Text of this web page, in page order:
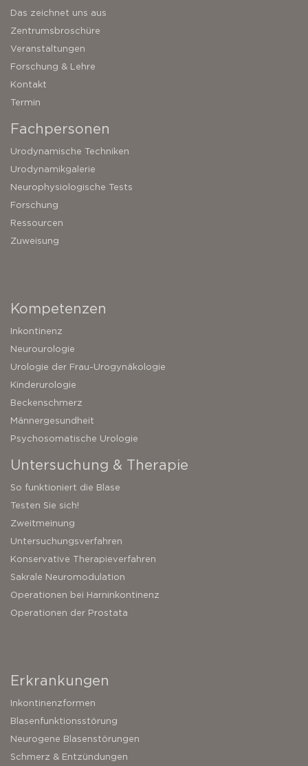
Das zeichnet uns aus
Zentrumsbroschüre
Veranstaltungen
Forschung & Lehre
Kontakt
Termin
Fachpersonen
Urodynamische Techniken
Urodynamikgalerie
Neurophysiologische Tests
Forschung
Ressourcen
Zuweisung
Kompetenzen
Inkontinenz
Neurourologie
Urologie der Frau-Urogynäkologie
Kinderurologie
Beckenschmerz
Männergesundheit
Psychosomatische Urologie
Untersuchung & Therapie
So funktioniert die Blase
Testen Sie sich!
Zweitmeinung
Untersuchungsverfahren
Konservative Therapieverfahren
Sakrale Neuromodulation
Operationen bei Harninkontinenz
Operationen der Prostata
Erkrankungen
Inkontinenzformen
Blasenfunktionsstörung
Neurogene Blasenstörungen
Schmerz & Entzündungen